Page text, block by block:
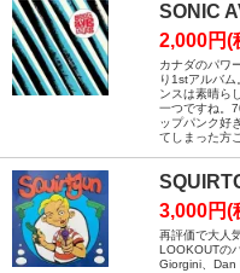
SONIC
2,000円(
カナダのパワ
り1stアルバ
ンスは素晴ら
一つですね。
ップパンク好
てしまった方
3,000円(
再評価で大人
LOOKOUTの
Giorgini、Dan